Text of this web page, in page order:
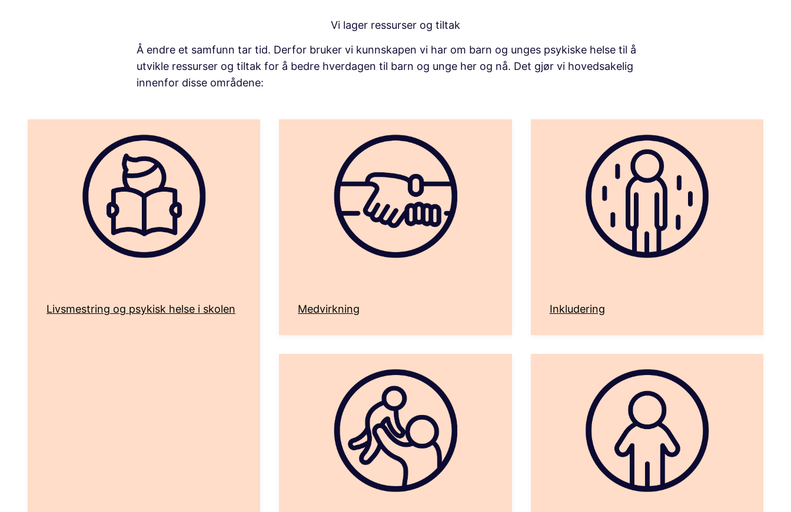
Vi lager ressurser og tiltak
Å endre et samfunn tar tid. Derfor bruker vi kunnskapen vi har om barn og unges psykiske helse til å
utvikle ressurser og tiltak for å bedre hverdagen til barn og unge her og nå. Det gjør vi hovedsakelig
innenfor disse områdene:
Livsmestring og psykisk helse i skolen Medvirkning Inkludering